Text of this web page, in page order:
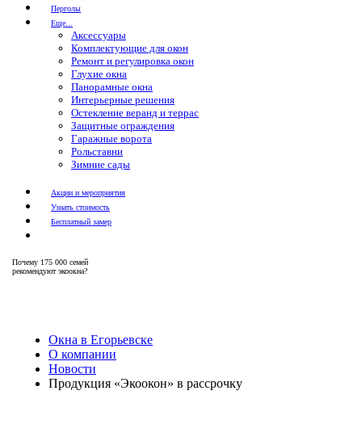
Перголы
Еще...
Аксессуары
Комплектующие для окон
Ремонт и регулировка окон
Глухие окна
Панорамные окна
Интерьерные решения
Остекление веранд и террас
Защитные ограждения
Гаражные ворота
Рольставни
Зимние сады
Акции и мероприятия
Узнать стоимость
Бесплатный замер
Почему 175 000 семей
рекомендуют экоокна?
Окна в Егорьевске
О компании
Новости
Продукция «Экоокон» в рассрочку